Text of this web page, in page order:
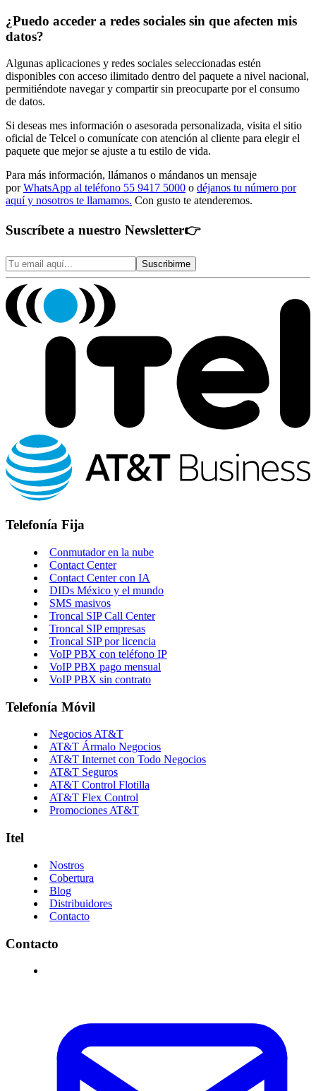
¿Puedo acceder a redes sociales sin que afecten mis
datos?
Algunas aplicaciones y redes sociales seleccionadas estén
disponibles con acceso ilimitado dentro del paquete a nivel nacional,
permitiéndote navegar y compartir sin preocuparte por el consumo
de datos.
Si deseas mes información o asesorada personalizada, visita el sitio
oficial de Telcel o comunícate con atención al cliente para elegir el
paquete que mejor se ajuste a tu estilo de vida.
Para más información, llámanos o mándanos un mensaje
porWhatsApp al teléfono 55 9417 5000 o déjanos tu número por
aquí y nosotros te llamamos. Con gusto te atenderemos.
Suscríbete a nuestro Newsletter👉
Suscribirme
Telefonía Fija
Conmutador en la nube
Contact Center
Contact Center con IA
DIDs México y el mundo
SMS masivos
Troncal SIP Call Center
Troncal SIP empresas
Troncal SIP por licencia
VoIP PBX con teléfono IP
VoIP PBX pago mensual
VoIP PBX sin contrato
Telefonía Móvil
Negocios AT&T
AT&T Ármalo Negocios
AT&T Internet con Todo Negocios
AT&T Seguros
AT&T Control Flotilla
AT&T Flex Control
Promociones AT&T
Itel
Nostros
Cobertura
Blog
Distribuidores
Contacto
Contacto